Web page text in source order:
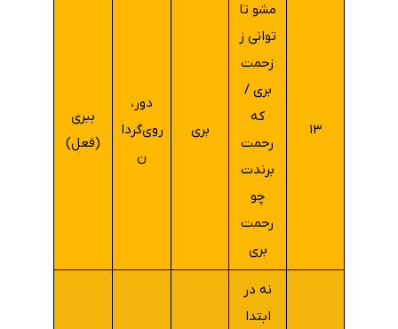
۱۳
مشو تا
توانی ز
زحمت
بری /
که
رحمت
برندت
چو
رحمت
بری
بری
دور،
روی‌گردا
ن
ببری
(فعل)
نه در
ابتدا